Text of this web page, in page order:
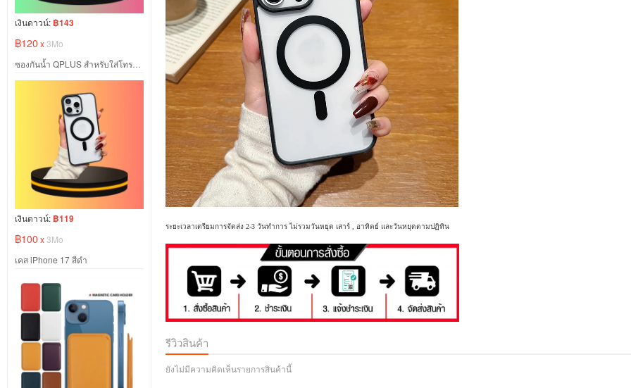
เงินดาวน์: ฿143
฿120 x3Mo
เงินดาวน์: ฿119
฿100 x3Mo
เคส iPhone 17 สีดำ
ระยะเวลาเตรียมการจัดส่ง 2-3 วันทำการ ไม่รวมวันหยุด เสาร์ , อาทิตย์ และวันหยุดตามปฏิทิน
รีวิวสินค้า
ยังไม่มีความคิดเห็นรายการสินค้านี้